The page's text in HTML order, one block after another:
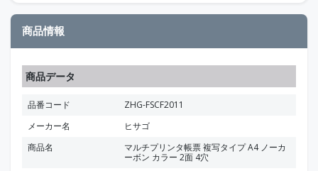
商品情報
商品データ
品番コード
ZHG-FSCF2011
メーカー名
ヒサゴ
商品名
マルチプリンタ帳票 複写タイプ A4 ノーカ
ーボン カラー 2面 4穴